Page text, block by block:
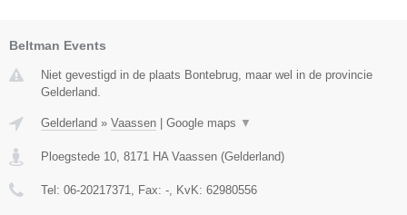
Beltman Events
Niet gevestigd in de plaats Bontebrug, maar wel in de provincie
Gelderland.
Gelderland » Vaassen | Google maps ▼
Ploegstede 10 8171 HA Vaassen (Gelderland)
Tel: 06-20217371 , Fax: - , KvK: 62980556